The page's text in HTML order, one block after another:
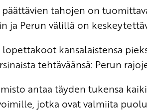
tahojen on
ja Perun välillä on
lopettakoot kansalaistensa
tehtäväänsä: Perun
antaa täyden tukensa
jotka ovat valmiita